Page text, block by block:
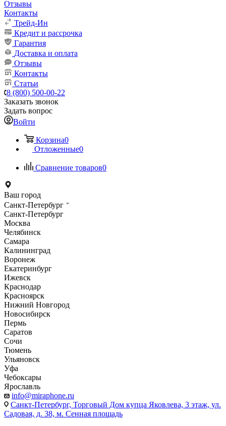
Отзывы
Контакты
Трейд-Ин
Кредит и рассрочка
Гарантия
Доставка и оплата
Отзывы
Контакты
Статьи
8 (800) 500-00-22
Заказать звонок
Задать вопрос
Войти
Корзина0
Отложенные0
Сравнение товаров0
Ваш город
Санкт-Петербург
Санкт-Петербург
Москва
Челябинск
Самара
Калининград
Воронеж
Екатеринбург
Ижевск
Краснодар
Красноярск
Нижний Новгород
Новосибирск
Пермь
Саратов
Сочи
Тюмень
Ульяновск
Уфа
Чебоксары
Ярославль
info@miraphone.ru
Санкт-Петербург, Торговый Дом купца Яковлева, 3 этаж, ул.
Садовая, д. 38, м. Сенная площадь